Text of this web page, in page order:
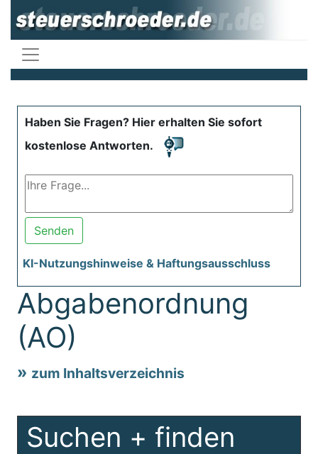
Haben Sie Fragen? Hier erhalten Sie sofort
kostenlose Antworten.
Senden
KI-Nutzungshinweise & Haftungsausschluss
Abgabenordnung
(AO)
zum Inhaltsverzeichnis
Suchen + finden